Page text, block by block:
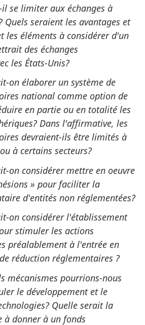
se limiter aux échanges à
Quels seraient les avantages et
les éléments à considérer d'un
des échanges
les États-Unis?
on élaborer un système de
national comme option de
en partie ou en totalité les
Dans l'affirmative, les
devraient-ils être limités à
à certains secteurs?
on considérer mettre en oeuvre
» pour faciliter la
d'entités non réglementées?
on considérer l'établissement
stimuler les actions
préalablement à l'entrée en
réduction réglementaires ?
mécanismes pourrions-nous
le développement et le
Quelle serait la
donner à un fonds